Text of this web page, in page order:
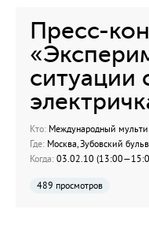
Пресс-
ситуации
Кто: Международный
Где: Москва, Зубовский
Когда: 03.02.10
489 просмотров